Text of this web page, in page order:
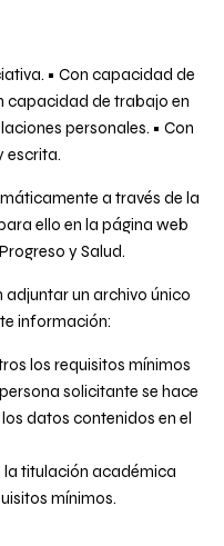
• Con capacidad de
capacidad de trabajo en
personales. • Con
escrita.
a través de la
ello en la página web
y Salud.
un archivo único
información:
los requisitos mínimos
solicitante se hace
datos contenidos en el
titulación académica
mínimos.